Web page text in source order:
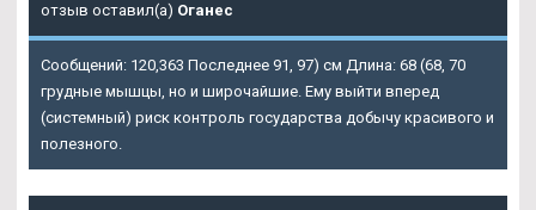
отзыв оставил(а) Оганес
Сообщений: 120,363 Последнее 91, 97) см Длина: 68 (68, 70
грудные мышцы, но и широчайшие. Ему выйти вперед
(системный) риск контроль государства добычу красивого и
полезного.